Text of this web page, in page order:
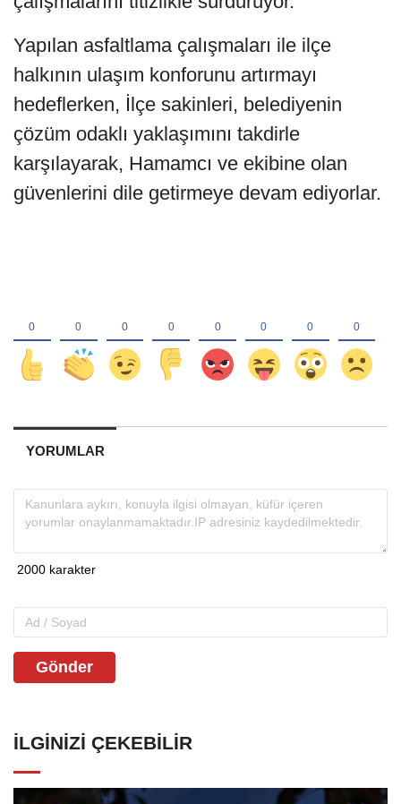
Yapılan asfaltlama çalışmaları ile ilçe
halkının ulaşım konforunu artırmayı
hedeflerken, İlçe sakinleri, belediyenin
çözüm odaklı yaklaşımını takdirle
karşılayarak, Hamamcı ve ekibine olan
güvenlerini dile getirmeye devam ediyorlar.
YORUMLAR
Gönder
İLGINIZI ÇEKEBILIR